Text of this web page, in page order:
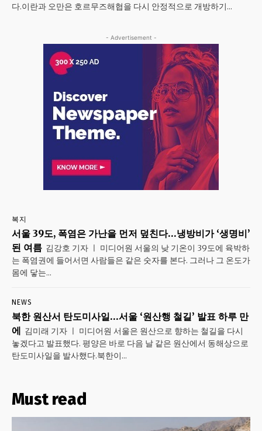
다.이란과 오만은 호르무즈해협을 다시 안정적으로 개방하기...
- Advertisement -
복지
서울 39도, 폭염은 가난을 먼저 덮친다…냉방비가 ‘생명비’
된 여름 김강호 기자 ㅣ 미디어원 서울의 낮 기온이 39도에 육박하
는 폭염권에 들어서면 사람들은 같은 숫자를 본다. 그러나 그 온도가
몸에 닿는...
NEWS
북한 원산서 탄도미사일…서울 ‘원산행 철길’ 발표 하루 만
에 김미래 기자 ㅣ 미디어원 서울은 원산으로 향하는 철길을 다시
놓겠다고 발표했다. 평양은 바로 다음 날 같은 원산에서 동해상으로
탄도미사일을 발사했다.북한이...
Must read